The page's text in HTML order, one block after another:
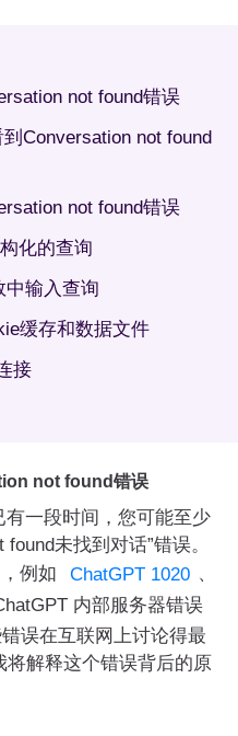
not found错误
Conversation not found
not found错误
化的查询
中输入查询
缓存和数据文件
接
not found错误
一段时间，您可能至少
未找到对话”错误。
例如
ChatGPT 1020 、
内部服务器错误
误在互联网上讨论得最
解释这个错误背后的原